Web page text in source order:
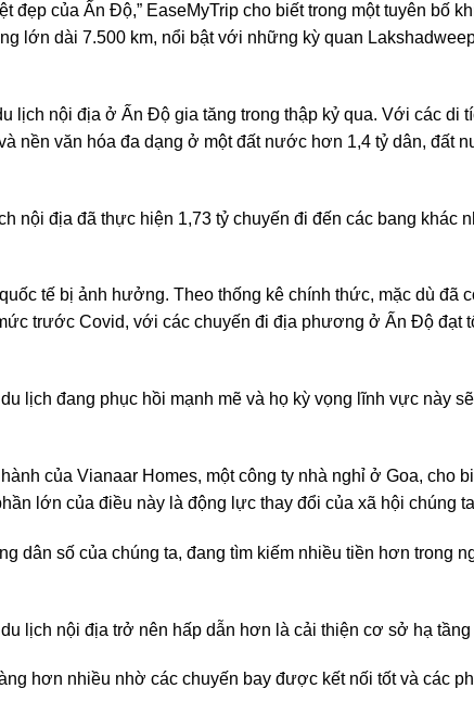
đẹp của Ấn Độ,” EaseMyTrip cho biết trong một tuyên bố
lớn dài 7.500 km, nổi bật với những kỳ quan
lịch nội địa ở Ấn Độ gia tăng trong thập kỷ qua. Với các di
nền văn hóa đa dạng ở một đất nước hơn 1,4 tỷ dân, đất
nội địa đã thực hiện 1,73 tỷ chuyến đi đến các bang khác
tế bị ảnh hưởng. Theo thống kê chính thức, mặc dù đã
trước Covid, với các chuyến đi địa phương ở Ấn Độ đạt
lịch đang phục hồi mạnh mẽ và họ kỳ vọng lĩnh vực này
của Vianaar Homes, một công ty nhà nghỉ ở Goa, cho
lớn của điều này là động lực thay đổi của xã hội chúng
dân số của chúng ta, đang tìm kiếm nhiều tiền hơn trong
lịch nội địa trở nên hấp dẫn hơn là cải thiện cơ sở hạ
hơn nhiều nhờ các chuyến bay được kết nối tốt và các